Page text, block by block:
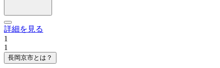
詳細を見る
1
1
長岡京市とは？